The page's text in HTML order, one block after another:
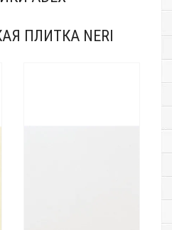
ПЛИТКА NERI